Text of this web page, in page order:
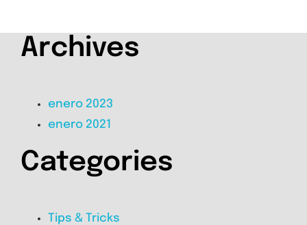
Archives
enero 2023
enero 2021
Categories
Tips & Tricks